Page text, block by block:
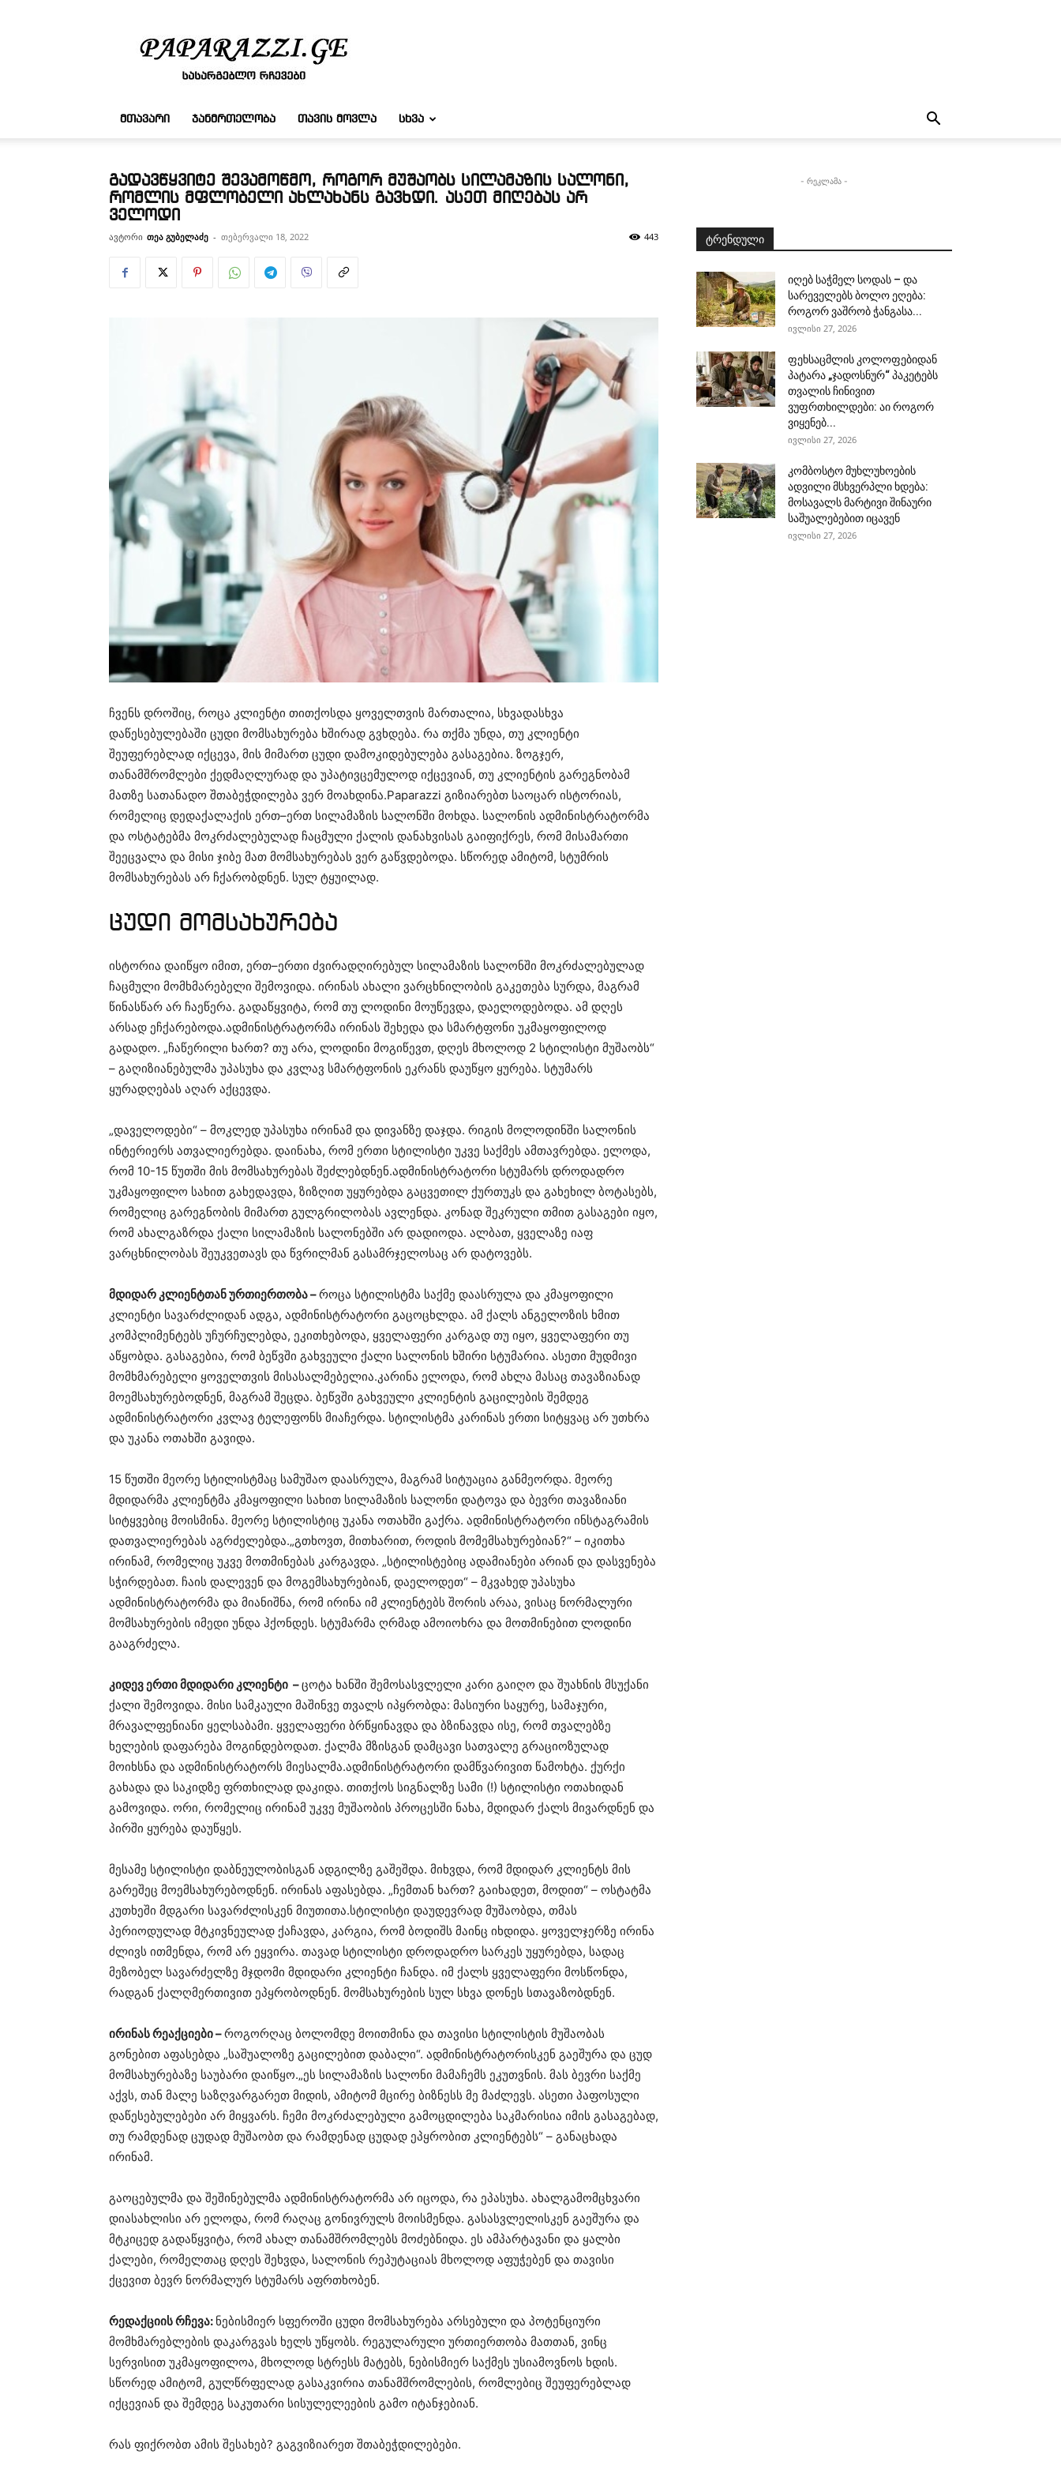
რჩევები
ᲛᲗᲐᲕᲐᲠᲘ ᲯᲐᲜᲛᲠᲗᲔᲚᲝᲑᲐ ᲗᲐᲕᲘᲡ ᲛᲝᲕᲚᲐ ᲡᲮᲕᲐ
გადავწყვიტე შევამოწმო, როგორ მუშაობს სილამაზის სალონი,
რომლის მფლობელი ახლახანს გავხდი. ასეთ მიღებას არ
ველოდი
ავტორი თეა გუბელაძე - თებერვალი 18, 2022 443
ჩვენს დროშიც, როცა კლიენტი თითქოსდა ყოველთვის მართალია, სხვადასხვა
დაწესებულებაში ცუდი მომსახურება ხშირად გვხდება. რა თქმა უნდა, თუ კლიენტი
შეუფერებლად იქცევა, მის მიმართ ცუდი დამოკიდებულება გასაგებია. ზოგჯერ,
თანამშრომლები ქედმაღლურად და უპატივცემულოდ იქცევიან, თუ კლიენტის გარეგნობამ
მათზე სათანადო შთაბეჭდილება ვერ მოახდინა.Paparazzi გიზიარებთ საოცარ ისტორიას,
რომელიც დედაქალაქის ერთ–ერთ სილამაზის სალონში მოხდა. სალონის ადმინისტრატორმა
და ოსტატებმა მოკრძალებულად ჩაცმული ქალის დანახვისას გაიფიქრეს, რომ მისამართი
შეეცვალა და მისი ჯიბე მათ მომსახურებას ვერ გაწვდებოდა. სწორედ ამიტომ, სტუმრის
მომსახურებას არ ჩქარობდნენ. სულ ტყუილად.
ცუდი მომსახურება
ისტორია დაიწყო იმით, ერთ–ერთი ძვირადღირებულ სილამაზის სალონში მოკრძალებულად
ჩაცმული მომხმარებელი შემოვიდა. ირინას ახალი ვარცხნილობის გაკეთება სურდა, მაგრამ
წინასწარ არ ჩაეწერა. გადაწყვიტა, რომ თუ ლოდინი მოუწევდა, დაელოდებოდა. ამ დღეს
არსად ეჩქარებოდა.ადმინისტრატორმა ირინას შეხედა და სმარტფონი უკმაყოფილოდ
გადადო. „ჩაწერილი ხართ? თუ არა, ლოდინი მოგიწევთ, დღეს მხოლოდ 2 სტილისტი მუშაობს“
– გაღიზიანებულმა უპასუხა და კვლავ სმარტფონის ეკრანს დაუწყო ყურება. სტუმარს
ყურადღებას აღარ აქცევდა.
„დაველოდები“ – მოკლედ უპასუხა ირინამ და დივანზე დაჯდა. რიგის მოლოდინში სალონის
ინტერიერს ათვალიერებდა. დაინახა, რომ ერთი სტილისტი უკვე საქმეს ამთავრებდა. ელოდა,
რომ 10-15 წუთში მის მომსახურებას შეძლებდნენ.ადმინისტრატორი სტუმარს დროდადრო
უკმაყოფილო სახით გახედავდა, ზიზღით უყურებდა გაცვეთილ ქურთუკს და გახეხილ ბოტასებს,
რომელიც გარეგნობის მიმართ გულგრილობას ავლენდა. კონად შეკრული თმით გასაგები იყო,
რომ ახალგაზრდა ქალი სილამაზის სალონებში არ დადიოდა. ალბათ, ყველაზე იაფ
ვარცხნილობას შეუკვეთავს და წვრილმან გასამრჯელოსაც არ დატოვებს.
მდიდარ კლიენტთან ურთიერთობა –როცა სტილისტმა საქმე დაასრულა და კმაყოფილი
კლიენტი სავარძლიდან ადგა, ადმინისტრატორი გაცოცხლდა. ამ ქალს ანგელოზის ხმით
კომპლიმენტებს უჩურჩულებდა, ეკითხებოდა, ყველაფერი კარგად თუ იყო, ყველაფერი თუ
აწყობდა. გასაგებია, რომ ბეწვში გახვეული ქალი სალონის ხშირი სტუმარია. ასეთი მუდმივი
მომხმარებელი ყოველთვის მისასალმებელია.კარინა ელოდა, რომ ახლა მასაც თავაზიანად
მოემსახურებოდნენ, მაგრამ შეცდა. ბეწვში გახვეული კლიენტის გაცილების შემდეგ
ადმინისტრატორი კვლავ ტელეფონს მიაჩერდა. სტილისტმა კარინას ერთი სიტყვაც არ უთხრა
და უკანა ოთახში გავიდა.
15 წუთში მეორე სტილისტმაც სამუშაო დაასრულა, მაგრამ სიტუაცია განმეორდა. მეორე
მდიდარმა კლიენტმა კმაყოფილი სახით სილამაზის სალონი დატოვა და ბევრი თავაზიანი
სიტყვებიც მოისმინა. მეორე სტილისტიც უკანა ოთახში გაქრა. ადმინისტრატორი ინსტაგრამის
დათვალიერებას აგრძელებდა.„გთხოვთ, მითხარით, როდის მომემსახურებიან?“ – იკითხა
ირინამ, რომელიც უკვე მოთმინებას კარგავდა. „სტილისტებიც ადამიანები არიან და დასვენება
სჭირდებათ. ჩაის დალევენ და მოგემსახურებიან, დაელოდეთ“ – მკვახედ უპასუხა
ადმინისტრატორმა და მიანიშნა, რომ ირინა იმ კლიენტებს შორის არაა, ვისაც ნორმალური
მომსახურების იმედი უნდა ჰქონდეს. სტუმარმა ღრმად ამოიოხრა და მოთმინებით ლოდინი
გააგრძელა.
კიდევ ერთი მდიდარი კლიენტი –ცოტა ხანში შემოსასვლელი კარი გაიღო და შუახნის მსუქანი
ქალი შემოვიდა. მისი სამკაული მაშინვე თვალს იპყრობდა: მასიური საყურე, სამაჯური,
მრავალფენიანი ყელსაბამი. ყველაფერი ბრწყინავდა და ბზინავდა ისე, რომ თვალებზე
ხელების დაფარება მოგინდებოდათ. ქალმა მზისგან დამცავი სათვალე გრაციოზულად
მოიხსნა და ადმინისტრატორს მიესალმა.ადმინისტრატორი დამწვარივით წამოხტა. ქურქი
გახადა და საკიდზე ფრთხილად დაკიდა. თითქოს სიგნალზე სამი (!) სტილისტი ოთახიდან
გამოვიდა. ორი, რომელიც ირინამ უკვე მუშაობის პროცესში ნახა, მდიდარ ქალს მივარდნენ და
პირში ყურება დაუწყეს.
მესამე სტილისტი დაბნეულობისგან ადგილზე გაშეშდა. მიხვდა, რომ მდიდარ კლიენტს მის
გარეშეც მოემსახურებოდნენ. ირინას აფასებდა. „ჩემთან ხართ? გაიხადეთ, მოდით“ – ოსტატმა
კუთხეში მდგარი სავარძლისკენ მიუთითა.სტილისტი დაუდევრად მუშაობდა, თმას
პერიოდულად მტკივნეულად ქაჩავდა, კარგია, რომ ბოდიშს მაინც იხდიდა. ყოველჯერზე ირინა
ძლივს ითმენდა, რომ არ ეყვირა. თავად სტილისტი დროდადრო სარკეს უყურებდა, სადაც
მეზობელ სავარძელზე მჯდომი მდიდარი კლიენტი ჩანდა. იმ ქალს ყველაფერი მოსწონდა,
რადგან ქალღმერთივით ეპყრობოდნენ. მომსახურების სულ სხვა დონეს სთავაზობდნენ.
ირინას რეაქციები –როგორღაც ბოლომდე მოითმინა და თავისი სტილისტის მუშაობას
გონებით აფასებდა „საშუალოზე გაცილებით დაბალი“. ადმინისტრატორისკენ გაეშურა და ცუდ
მომსახურებაზე საუბარი დაიწყო.„ეს სილამაზის სალონი მამაჩემს ეკუთვნის. მას ბევრი საქმე
აქვს, თან მალე საზღვარგარეთ მიდის, ამიტომ მცირე ბიზნესს მე მაძლევს. ასეთი პაფოსული
დაწესებულებები არ მიყვარს. ჩემი მოკრძალებული გამოცდილება საკმარისია იმის გასაგებად,
თუ რამდენად ცუდად მუშაობთ და რამდენად ცუდად ეპყრობით კლიენტებს“ – განაცხადა
ირინამ.
გაოცებულმა და შეშინებულმა ადმინისტრატორმა არ იცოდა, რა ეპასუხა. ახალგამომცხვარი
დიასახლისი არ ელოდა, რომ რაღაც გონივრულს მოისმენდა. გასასვლელისკენ გაეშურა და
მტკიცედ გადაწყვიტა, რომ ახალ თანამშრომლებს მოძებნიდა. ეს ამპარტავანი და ყალბი
ქალები, რომელთაც დღეს შეხვდა, სალონის რეპუტაციას მხოლოდ აფუჭებენ და თავისი
ქცევით ბევრ ნორმალურ სტუმარს აფრთხობენ.
რედაქციის რჩევა: ნებისმიერ სფეროში ცუდი მომსახურება არსებული და პოტენციური
მომხმარებლების დაკარგვას ხელს უწყობს. რეგულარული ურთიერთობა მათთან, ვინც
სერვისით უკმაყოფილოა, მხოლოდ სტრესს მატებს, ნებისმიერ საქმეს უსიამოვნოს ხდის.
სწორედ ამიტომ, გულწრფელად გასაკვირია თანამშრომლების, რომლებიც შეუფერებლად
იქცევიან და შემდეგ საკუთარი სისულელეების გამო იტანჯებიან.
რას ფიქრობთ ამის შესახებ? გაგვიზიარეთ შთაბეჭდილებები.
- რეკლამა -
ტრენდული
იღებ საჭმელ სოდას – და
სარეველებს ბოლო ეღება:
როგორ ვაშრობ ჭანგასა...
ივლისი 27, 2026
ფეხსაცმლის კოლოფებიდან
პატარა „ჯადოსნურ“ პაკეტებს
თვალის ჩინივით
ვუფრთხილდები: აი როგორ
ვიყენებ...
ივლისი 27, 2026
კომბოსტო მუხლუხოების
ადვილი მსხვერპლი ხდება:
მოსავალს მარტივი შინაური
საშუალებებით იცავენ
ივლისი 27, 2026